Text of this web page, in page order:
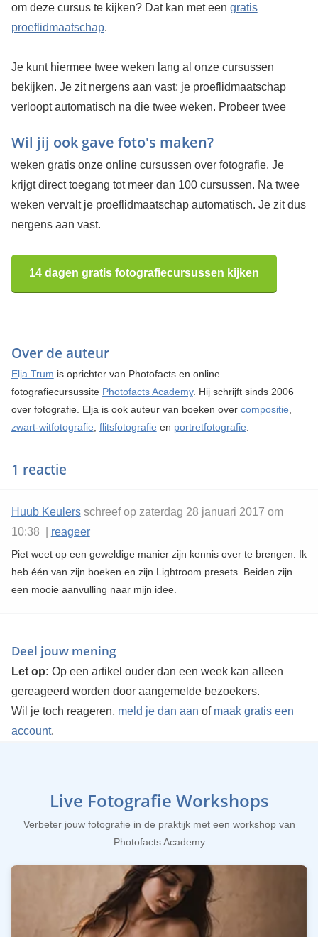
om deze cursus te kijken? Dat kan met een gratis
proeflidmaatschap.
Je kunt hiermee twee weken lang al onze cursussen
bekijken. Je zit nergens aan vast; je proeflidmaatschap
verloopt automatisch na die twee weken.
Wil jij ook gave foto's maken?
Probeer twee
weken gratis onze online cursussen over fotografie. Je
krijgt direct toegang tot meer dan 100 cursussen. Na twee
weken vervalt je proeflidmaatschap automatisch. Je zit dus
nergens aan vast.
14 dagen gratis fotografiecursussen kijken
Over de auteur
Elja Trum is oprichter van Photofacts en online
fotografiecursussite Photofacts Academy. Hij schrijft sinds 2006
over fotografie. Elja is ook auteur van boeken over compositie
zwart-witfotografie flitsfotografie en portretfotografie
1 reactie
Huub Keulersschreef op zaterdag 28 januari 2017 om
10:38 | reageer
Piet weet op een geweldige manier zijn kennis over te brengen. Ik
heb één van zijn boeken en zijn Lightroom presets. Beiden zijn
een mooie aanvulling naar mijn idee.
Deel jouw mening
Let op: Op een artikel ouder dan een week kan alleen
gereageerd worden door aangemelde bezoekers.
Wil je toch reageren, meld je dan aan of maak gratis een
account.
Live Fotografie Workshops
Verbeter jouw fotografie in de praktijk met een workshop van
Photofacts Academy